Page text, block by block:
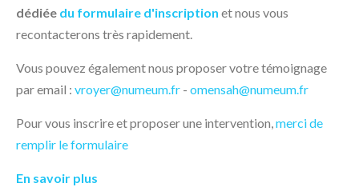
dédiée du formulaire d'inscription et nous vous
recontacterons très rapidement.
Vous pouvez également nous proposer votre témoignage
par email : vroyer@numeum.fr - omensah@numeum.fr
Pour vous inscrire et proposer une intervention,merci de
remplir le formulaire
En savoir plus